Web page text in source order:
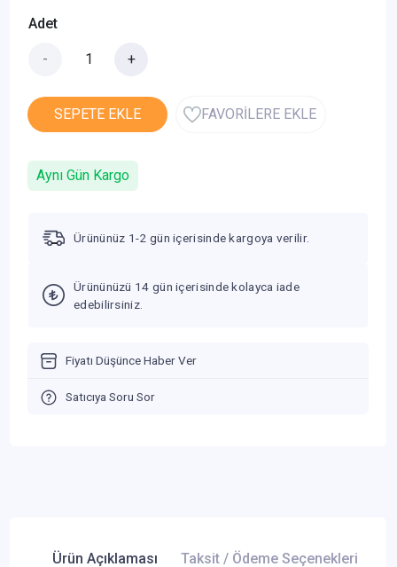
Adet
- +
SEPETE EKLE FAVORİLERE EKLE
Aynı Gün Kargo
Ürününüz 1-2 gün içerisinde kargoya verilir.
Ürününüzü 14 gün içerisinde kolayca iade
edebilirsiniz.
Fiyatı Düşünce Haber Ver
Satıcıya Soru Sor
Ürün Açıklaması Taksit / Ödeme Seçenekleri